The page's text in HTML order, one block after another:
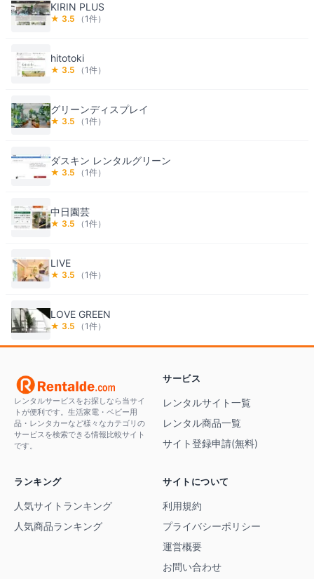
KIRIN PLUS
★ 3.5 （1件）
hitotoki
★ 3.5 （1件）
グリーンディスプレイ
★ 3.5 （1件）
ダスキン レンタルグリーン
★ 3.5 （1件）
中日園芸
★ 3.5 （1件）
LIVE
★ 3.5 （1件）
LOVE GREEN
★ 3.5 （1件）
レンタルサービスをお探しなら当サイ
トが便利です。生活家電・ベビー用
品・レンタカーなど様々なカテゴリの
サービスを検索できる情報比較サイト
です。
サービス
レンタルサイト一覧
レンタル商品一覧
サイト登録申請(無料)
ランキング
人気サイトランキング
人気商品ランキング
サイトについて
利用規約
プライバシーポリシー
運営概要
お問い合わせ